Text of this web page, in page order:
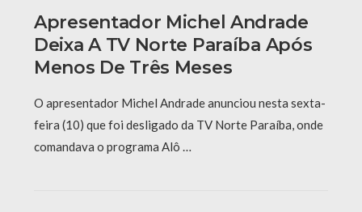
Apresentador Michel Andrade
Deixa A TV Norte Paraíba Após
Menos De Três Meses
O apresentador Michel Andrade anunciou nesta sexta-
feira (10) que foi desligado da TV Norte Paraíba, onde
comandava o programa Alô …